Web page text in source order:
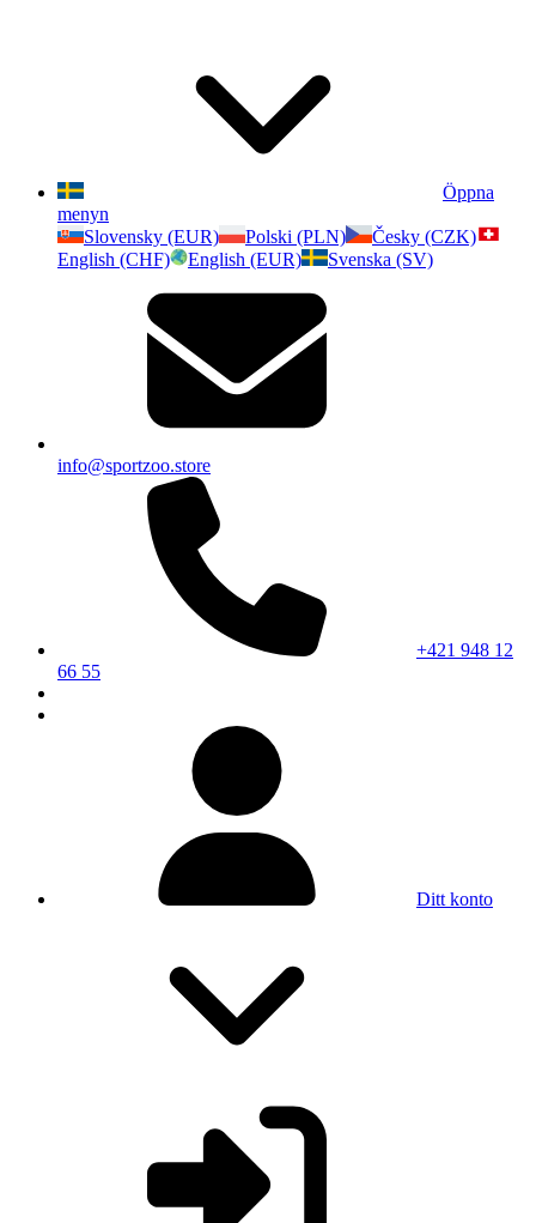
Öppna
menyn
Slovensky (EUR)
Polski (PLN)
Česky (CZK)
English (CHF)
English (EUR) Svenska (SV)
info@sportzoo.store
+421 948 12
66 55
Ditt konto